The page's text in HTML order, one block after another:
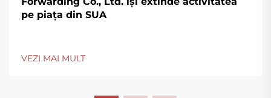
pe piața din SUA
VEZI MAI MULT